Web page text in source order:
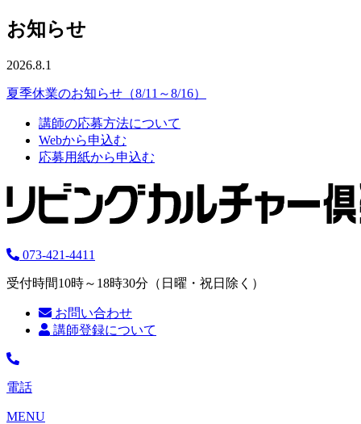
お知らせ
2026.8.1
夏季休業のお知らせ（8/11～8/16）
講師の応募方法について
Webから申込む
応募用紙から申込む
073-421-4411
受付時間10時～18時30分（日曜・祝日除く）
お問い合わせ
講師登録について
電話
MENU